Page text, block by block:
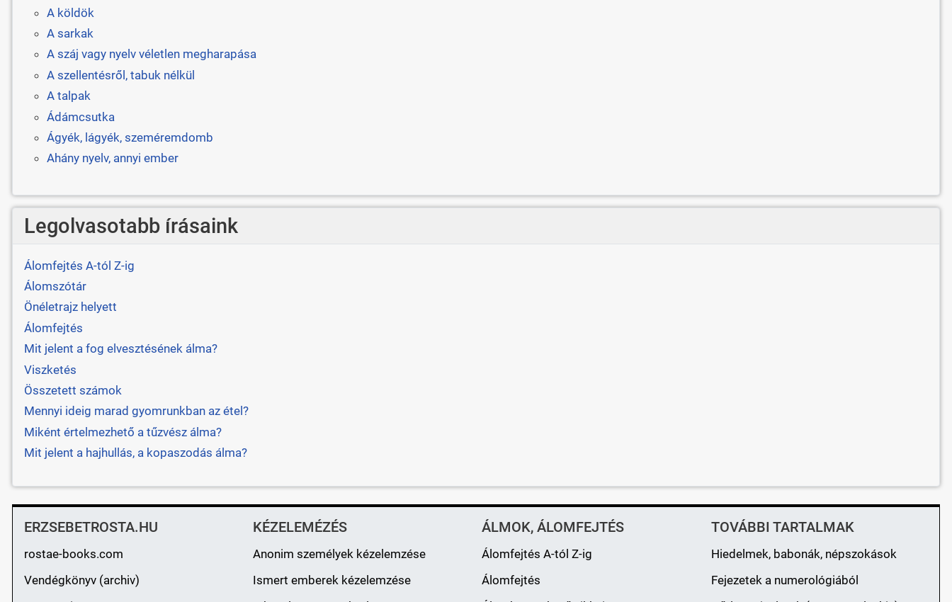
A köldök
A sarkak
A száj vagy nyelv véletlen megharapása
A szellentésről, tabuk nélkül
A talpak
Ádámcsutka
Ágyék, lágyék, szeméremdomb
Ahány nyelv, annyi ember
Legolvasotabb írásaink
Álomfejtés A-tól Z-ig
Álomszótár
Önéletrajz helyett
Álomfejtés
Mit jelent a fog elvesztésének álma?
Viszketés
Összetett számok
Mennyi ideig marad gyomrunkban az étel?
Miként értelmezhető a tűzvész álma?
Mit jelent a hajhullás, a kopaszodás álma?
ERZSEBETROSTA.HU
rostae-books.com
Vendégkönyv (archiv)
KÉZELEMÉZÉS
Anonim személyek kézelemzése
Ismert emberek kézelemzése
ÁLMOK, ÁLOMFEJTÉS
Álomfejtés A-tól Z-ig
Álomfejtés
TOVÁBBI TARTALMAK
Hiedelmek, babonák, népszokások
Fejezetek a numerológiából